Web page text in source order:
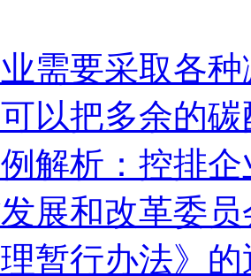
需要采取各
以把多余的
解析：控排
展和改革委
暂行办法》的